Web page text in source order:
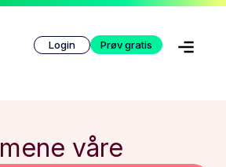
Login Prøv gratis
våre